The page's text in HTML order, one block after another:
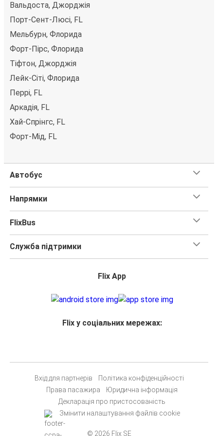
можете вибрати один із численних способів оплати,
як-от кредитна картка, PayPal, Google Pay або Apple
Pay. Також ви можете купити квиток за готівку у
водія або в касі.
Вальдоста, Джорджія
Порт-Сент-Люсі, FL
Мельбурн, Флорида
Форт-Пірс, Флорида
Тіфтон, Джорджія
Лейк-Сіті, Флорида
Перрі, FL
Аркадія, FL
Хай-Спрінгс, FL
Форт-Мід, FL
Автобус
Напрямки
FlixBus
Служба підтримки
Flix App
Flix у соціальних мережах:
Вхід для партнерів
Політика конфіденційності
Права пасажира
Юридична інформація
Декларація про пристосованість
Змінити налаштування файлів cookie
© 2026 Flix SE